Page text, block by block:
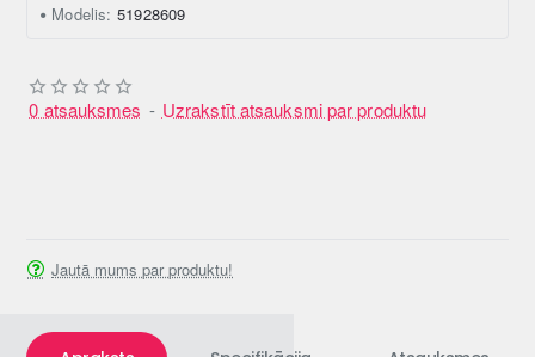
Modelis: 51928609
0 atsauksmes - Uzrakstīt atsauksmi par produktu
Jautā mums par produktu!